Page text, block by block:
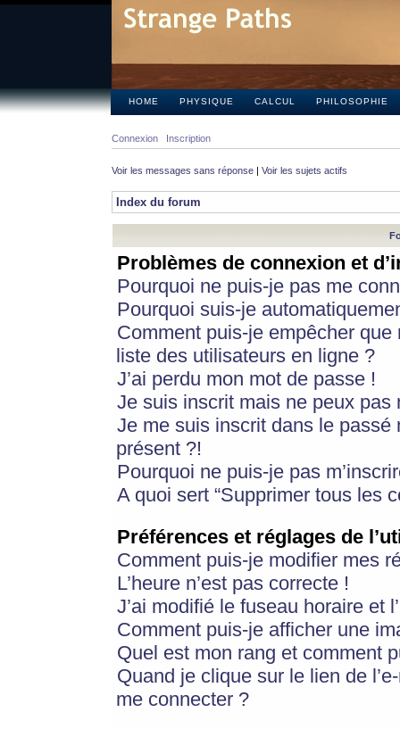
HOME PHYSIQUE CALCUL PHILOSOPHIE
Connexion Inscription
Voir les messages sans réponse | Voir les sujets actifs
Index du forum
Problèmes de connexion et
Pourquoi ne puis-je pas me
Pourquoi suis-je
Comment puis-je empêcher
liste des utilisateurs en ligne ?
J’ai perdu mon mot de passe !
Je suis inscrit mais ne peux pas
Je me suis inscrit dans le
présent ?!
Pourquoi ne puis-je pas
A quoi sert “Supprimer tous les
Préférences et réglages de
Comment puis-je modifier mes
L’heure n’est pas correcte !
J’ai modifié le fuseau horaire et
Comment puis-je afficher une
Quel est mon rang et comment
Quand je clique sur le lien de
me connecter ?